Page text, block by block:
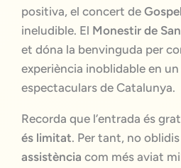
positiva, el concert de
ineludible. El Monestir de
et dóna la benvinguda per
experiència inoblidable en
espectaculars de Catalunya.
Recorda que l’entrada és
és limitat. Per tant, no oblidis
assistència com més aviat